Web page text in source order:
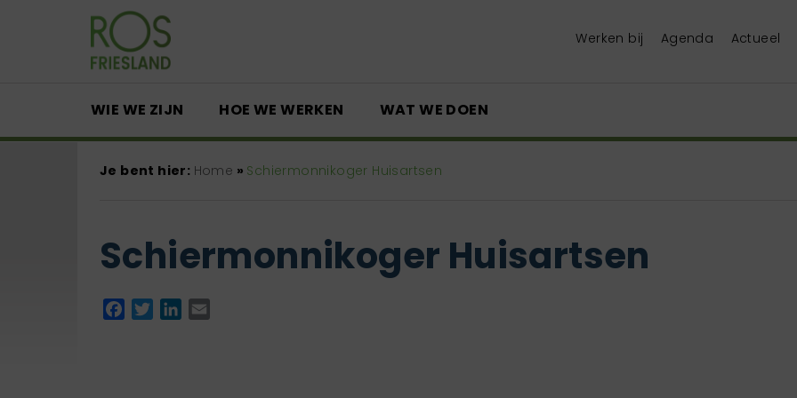
Werken bij Agenda Actueel
WIE WE ZIJN HOE WE WERKEN WAT WE DOEN
Je bent hier: Home » Schiermonnikoger Huisartsen
Schiermonnikoger Huisartsen
Facebook
TwitterLinkedIn